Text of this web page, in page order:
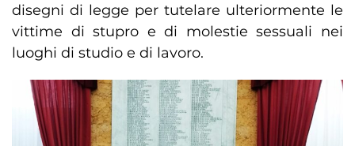
disegni di legge per tutelare ulteriormente le
vittime di stupro e di molestie sessuali nei
luoghi di studio e di lavoro.